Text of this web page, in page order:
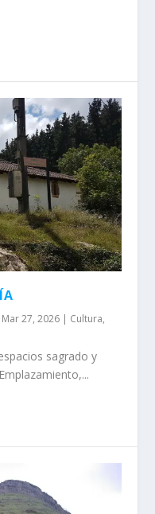
Mar 27, 2026 | Cultura,
sagrado y